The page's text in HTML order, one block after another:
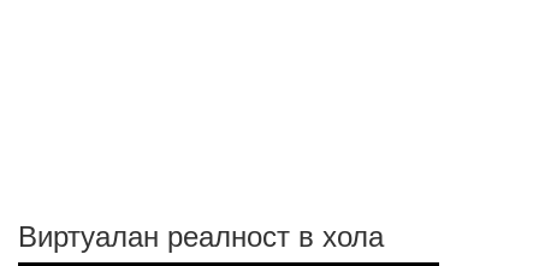
Виртуалан реалност в хола